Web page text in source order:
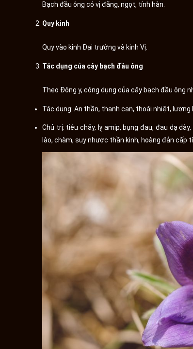
Bạch đầu ông có vị đắng, ngọt, tính hàn.
Quy kinh
Quy vào kinh Đại trường và kinh Vị.
Tác dụng của cây bạch đầu ông
Theo Đông y, công dụng của cây bạch đầu ông
Tác dụng: An thần, thanh can, thoái nhiệt, lương
Chủ trị: tiêu chảy, lỵ amip, bụng đau, đau dạ
lào, chàm, suy nhược thần kinh, hoàng đản cấp